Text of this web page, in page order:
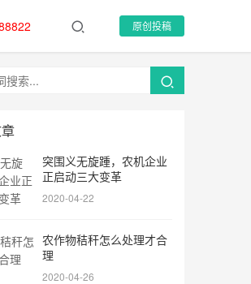
原创投稿
突围义无旋踵，农机企业
正启动三大变革
2020-04-22
农作物秸秆怎么处理才合
理
2020-04-26